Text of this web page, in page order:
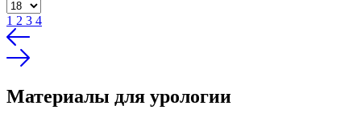
1 2 3 4
Материалы для урологии